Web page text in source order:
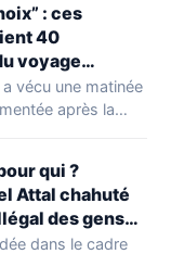
: ces
40
voyage
ils les
heure
vécu une matinée
après la
qui ?
Attal chahuté
des gens
dans le cadre